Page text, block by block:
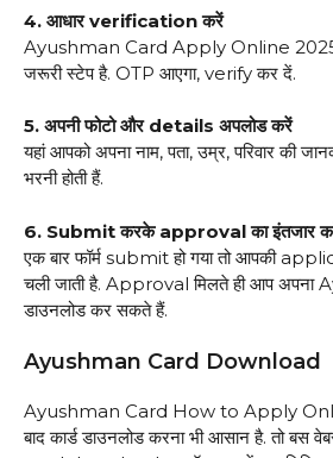
4. आधार verification करें
Ayushman Card Apply Online
जरूरी स्टेप है. OTP आएगा, verify कर दें.
5. अपनी फोटो और details अपलोड करें
यहां आपको अपना नाम, पता, उम्र, परिवार की
भरनी होती हैं.
6. Submit करके approval का इंतजार
एक बार फॉर्म submit हो गया तो आपकी
चली जाती है. Approval मिलते ही आप
डाउनलोड कर सकते हैं.
Ayushman Card Download
Ayushman Card How to Apply
बाद कार्ड डाउनलोड करना भी आसान है. तो